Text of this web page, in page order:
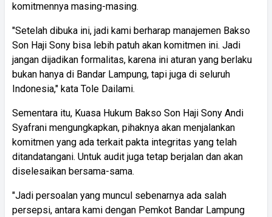
komitmennya masing-masing.
"Setelah dibuka ini, jadi kami berharap manajemen Bakso
Son Haji Sony bisa lebih patuh akan komitmen ini. Jadi
jangan dijadikan formalitas, karena ini aturan yang berlaku
bukan hanya di Bandar Lampung, tapi juga di seluruh
Indonesia," kata Tole Dailami.
Sementara itu, Kuasa Hukum Bakso Son Haji Sony Andi
Syafrani mengungkapkan, pihaknya akan menjalankan
komitmen yang ada terkait pakta integritas yang telah
ditandatangani. Untuk audit juga tetap berjalan dan akan
diselesaikan bersama-sama.
"Jadi persoalan yang muncul sebenarnya ada salah
persepsi, antara kami dengan Pemkot Bandar Lampung